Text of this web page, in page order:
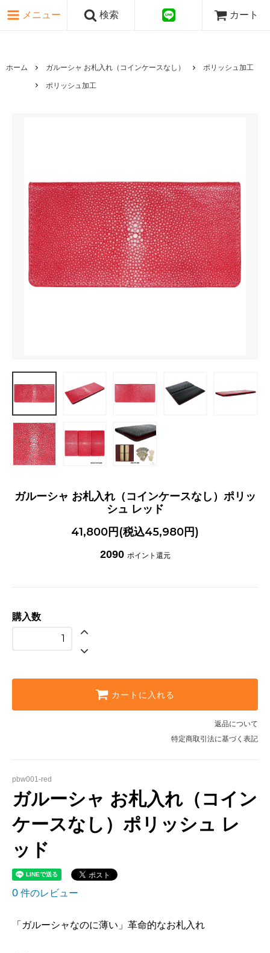
メニュー 検索 カート
ホーム ガルーシャ お札入れ（コインケースなし） ポリッシュ加工
ポリッシュ加工
ガルーシャ お札入れ（コインケースなし）ポリッ
シュ レッド
41,800円(税込45,980円)
2090 ポイント還元
購入数
カートに入れる
返品について
特定商取引法に基づく表記
pbw001-red
ガルーシャ お札入れ（コイン
ケースなし）ポリッシュ レ
ッド
0 件のレビュー
「ガルーシャなのに薄い」革命的なお札入れ
ピンク・レッド系
ゴールド・シルバー系
国旗シリーズ
日本伝文様シリーズ